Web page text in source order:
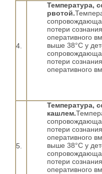
4.
Температура,
рвотой.
потери
оперативного
выше 38°С у
потери
оперативного
5.
Температура,
кашлем.
потери
оперативного
выше 38°С у
потери
оперативного